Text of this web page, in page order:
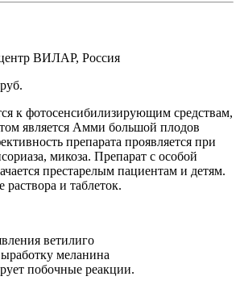
ВИЛАР, Россия
к фотосенсибилизирующим средствам,
является Амми большой плодов
препарата проявляется при
микоза. Препарат с особой
престарелым пациентам и детям.
и таблеток.
ветилиго
меланина
побочные реакции.